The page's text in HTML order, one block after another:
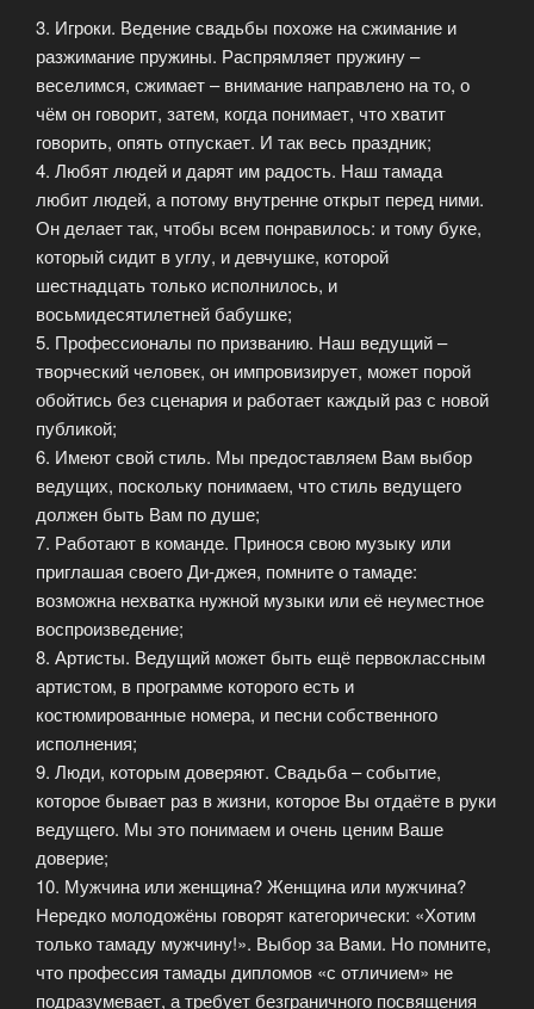
3. Игроки. Ведение свадьбы похоже на сжимание и
разжимание пружины. Распрямляет пружину –
веселимся, сжимает – внимание направлено на то, о
чём он говорит, затем, когда понимает, что хватит
говорить, опять отпускает. И так весь праздник;
4. Любят людей и дарят им радость. Наш тамада
любит людей, а потому внутренне открыт перед ними.
Он делает так, чтобы всем понравилось: и тому буке,
который сидит в углу, и девчушке, которой
шестнадцать только исполнилось, и
восьмидесятилетней бабушке;
5. Профессионалы по призванию. Наш ведущий –
творческий человек, он импровизирует, может порой
обойтись без сценария и работает каждый раз с новой
публикой;
6. Имеют свой стиль. Мы предоставляем Вам выбор
ведущих, поскольку понимаем, что стиль ведущего
должен быть Вам по душе;
7. Работают в команде. Принося свою музыку или
приглашая своего Ди-джея, помните о тамаде:
возможна нехватка нужной музыки или её неуместное
воспроизведение;
8. Артисты. Ведущий может быть ещё первоклассным
артистом, в программе которого есть и
костюмированные номера, и песни собственного
исполнения;
9. Люди, которым доверяют. Свадьба – событие,
которое бывает раз в жизни, которое Вы отдаёте в руки
ведущего. Мы это понимаем и очень ценим Ваше
доверие;
10. Мужчина или женщина? Женщина или мужчина?
Нередко молодожёны говорят категорически: «Хотим
только тамаду мужчину!». Выбор за Вами. Но помните,
что профессия тамады дипломов «с отличием» не
подразумевает, а требует безграничного посвящения